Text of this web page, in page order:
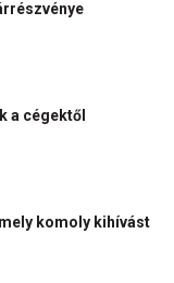
a cégektől
komoly kihívást